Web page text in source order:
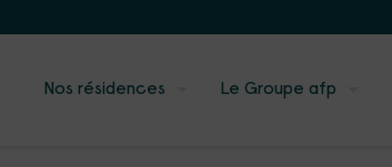
Nos résidences Le Groupe afp